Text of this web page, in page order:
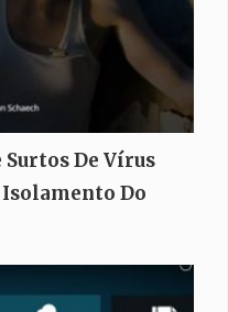
De Vírus
Do